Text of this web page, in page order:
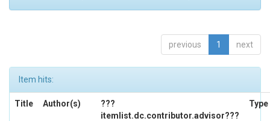
previous 1 next
Item hits:
Title Author(s)
???
itemlist.dc.contributor.advisor???
Type